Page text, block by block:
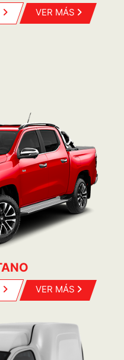
VER MÁS
VER MÁS